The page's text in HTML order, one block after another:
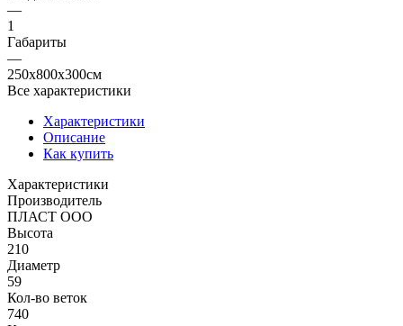
—
1
Габариты
—
250x800x300см
Все характеристики
Характеристики
Описание
Как купить
Характеристики
Производитель
ПЛАСТ ООО
Высота
210
Диаметр
59
Кол-во веток
740